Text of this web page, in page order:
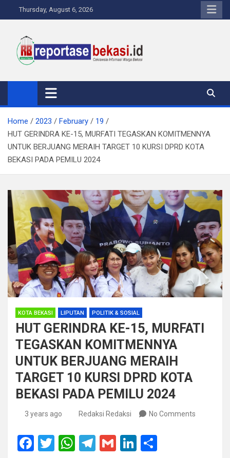
to
Thursday, August 6, 2026
Reportase Bekasi
Cakrawala Informasi Warga Bekasi
Home 2023 February
19
HUT GERINDRA KE-15, MURFATI TEGASKAN KOMITMENNYA
UNTUK BERJUANG MERAIH TARGET 10 KURSI DPRD KOTA
BEKASI PADA PEMILU 2024
KOTA BEKASI LIPUTAN POLITIK & SOSIAL
HUT GERINDRA KE-15, MURFATI
TEGASKAN KOMITMENNYA
UNTUK BERJUANG MERAIH
TARGET 10 KURSI DPRD KOTA
BEKASI PADA PEMILU 2024
3 years ago Redaksi Redaksi No Comments
F
T
W T
G
Li